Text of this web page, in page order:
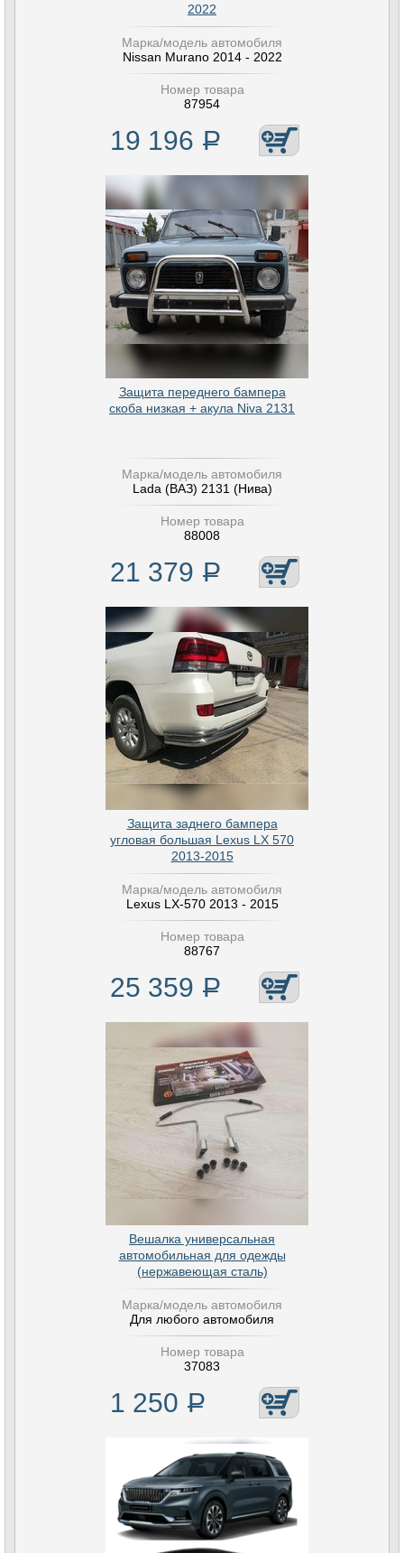
2022
Марка/модель автомобиля
Nissan Murano 2014 - 2022
Номер товара
87954
19 196 Р
Защита переднего бампера
скоба низкая + акула Niva 2131
Марка/модель автомобиля
Lada (ВАЗ) 2131 (Нива)
Номер товара
88008
21 379 Р
Защита заднего бампера
угловая большая Lexus LX 570
2013-2015
Марка/модель автомобиля
Lexus LX-570 2013 - 2015
Номер товара
88767
25 359 Р
Вешалка универсальная
автомобильная для одежды
(нержавеющая сталь)
Марка/модель автомобиля
Для любого автомобиля
Номер товара
37083
1 250 Р